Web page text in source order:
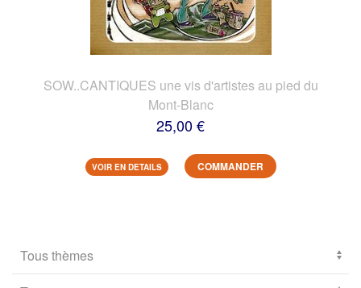
SOW..CANTIQUES une vis d'artistes au pied du
Mont-Blanc
25,00 €
VOIR EN DETAILS COMMANDER